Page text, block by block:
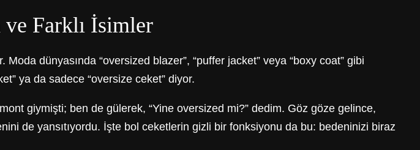
Farklı İsimler
dünyasında “oversized blazer”, “puffer jacket” veya “boxy coat” gibi
ya da sadece “oversize ceket” diyor.
giymişti; ben de gülerek, “Yine oversized mi?” dedim. Göz göze gelince,
de yansıtıyordu. İşte bol ceketlerin gizli bir fonksiyonu da bu: bedeninizi biraz